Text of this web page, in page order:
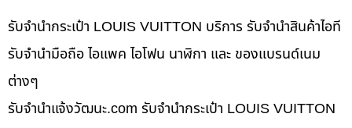
รับจำนำกระเป๋า LOUIS VUITTON บริการ รับจำนำสินค้าไอที
รับจำนำมือถือ ไอแพค ไอโฟน นาฬิกา และ ของแบรนด์เนม
ต่างๆ
รับจํานําแจ้งวัฒนะ.com รับจำนำกระเป๋า LOUIS VUITTON